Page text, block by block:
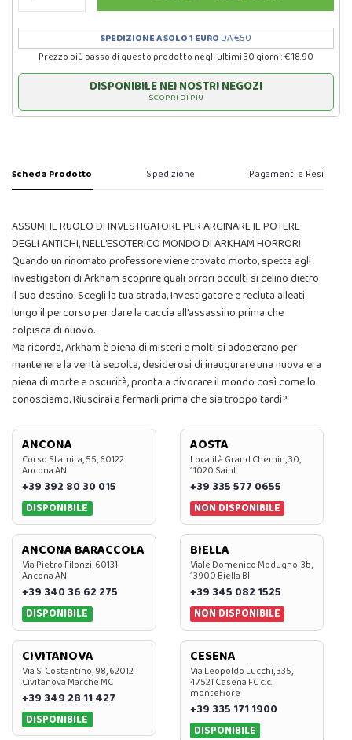
SPEDIZIONE A SOLO 1 EURO DA €50
Prezzo più basso di questo prodotto negli ultimi 30 giorni: € 18.90
DISPONIBILE NEI NOSTRI NEGOZI
SCOPRI DI PIÙ
Scheda Prodotto Spedizione Pagamenti e Resi
ASSUMI IL RUOLO DI INVESTIGATORE PER ARGINARE IL POTERE
DEGLI ANTICHI, NELL'ESOTERICO MONDO DI ARKHAM HORROR!
Quando un rinomato professore viene trovato morto, spetta agli
Investigatori di Arkham scoprire quali orrori occulti si celino dietro
il suo destino. Scegli la tua strada, Investigatore e recluta alleati
lungo il percorso per dare la caccia all'assassino prima che
colpisca di nuovo.
Ma ricorda, Arkham è piena di misteri e molti si adoperano per
mantenere la verità sepolta, desiderosi di inaugurare una nuova era
piena di morte e oscurità, pronta a divorare il mondo così come lo
conosciamo. Riuscirai a fermarli prima che sia troppo tardi?
ANCONA
Corso Stamira, 55, 60122
Ancona AN
+39 392 80 30 015
DISPONIBILE
AOSTA
Località Grand Chemin, 30,
11020 Saint
+39 335 577 0655
NON DISPONIBILE
ANCONA BARACCOLA
Via Pietro Filonzi, 60131
Ancona AN
+39 340 36 62 275
DISPONIBILE
BIELLA
Viale Domenico Modugno, 3b,
13900 Biella BI
+39 345 082 1525
NON DISPONIBILE
CIVITANOVA
Via S. Costantino, 98, 62012
Civitanova Marche MC
+39 349 28 11 427
DISPONIBILE
CESENA
Via Leopoldo Lucchi, 335,
47521 Cesena FC c.c.
montefiore
+39 335 171 1900
DISPONIBILE